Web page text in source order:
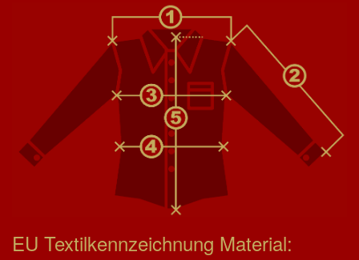
EU Textilkennzeichnung Material: